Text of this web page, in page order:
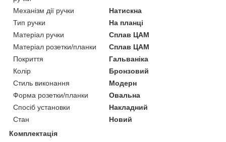
Механізм дії ручки
Натискна
Тип ручки
На планці
Матеріал ручки
Сплав ЦАМ
Матеріал розетки/планки
Сплав ЦАМ
Покриття
Гальваніка
Колір
Бронзовий
Стиль виконання
Модерн
Форма розетки/планки
Овальна
Спосіб установки
Накладний
Стан
Новий
Комплектація